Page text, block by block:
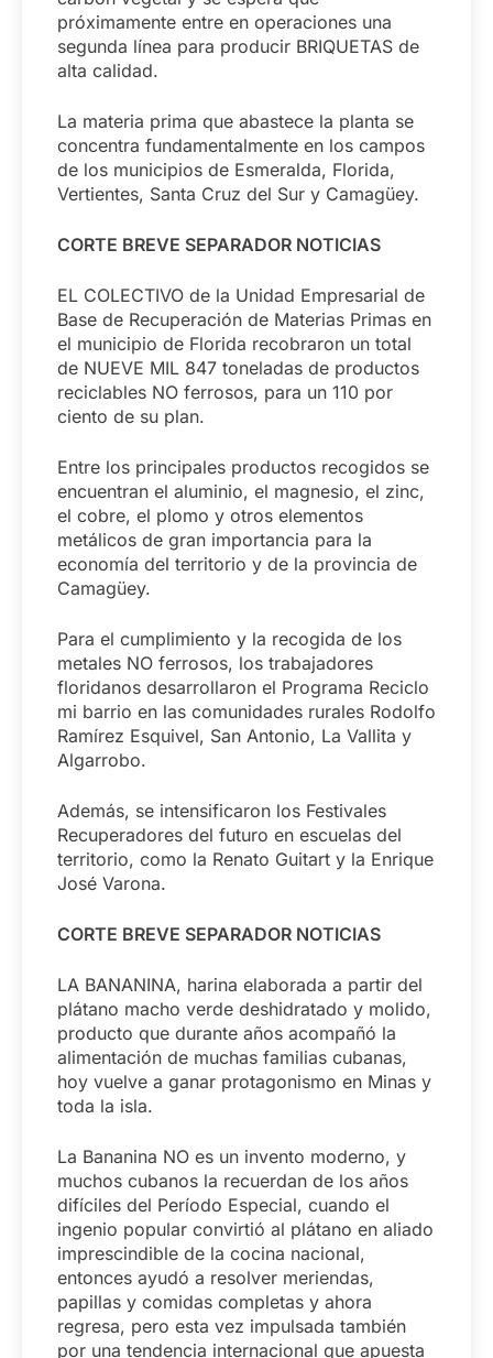
próximamente entre en operaciones una
segunda línea para producir BRIQUETAS de
alta calidad.
La materia prima que abastece la planta se
concentra fundamentalmente en los campos
de los municipios de Esmeralda, Florida,
Vertientes, Santa Cruz del Sur y Camagüey.
CORTE BREVE SEPARADOR NOTICIAS
EL COLECTIVO de la Unidad Empresarial de
Base de Recuperación de Materias Primas en
el municipio de Florida recobraron un total
de NUEVE MIL 847 toneladas de productos
reciclables NO ferrosos, para un 110 por
ciento de su plan.
Entre los principales productos recogidos se
encuentran el aluminio, el magnesio, el zinc,
el cobre, el plomo y otros elementos
metálicos de gran importancia para la
economía del territorio y de la provincia de
Camagüey.
Para el cumplimiento y la recogida de los
metales NO ferrosos, los trabajadores
floridanos desarrollaron el Programa Reciclo
mi barrio en las comunidades rurales Rodolfo
Ramírez Esquivel, San Antonio, La Vallita y
Algarrobo.
Además, se intensificaron los Festivales
Recuperadores del futuro en escuelas del
territorio, como la Renato Guitart y la Enrique
José Varona.
CORTE BREVE SEPARADOR NOTICIAS
LA BANANINA, harina elaborada a partir del
plátano macho verde deshidratado y molido,
producto que durante años acompañó la
alimentación de muchas familias cubanas,
hoy vuelve a ganar protagonismo en Minas y
toda la isla.
La Bananina NO es un invento moderno, y
muchos cubanos la recuerdan de los años
difíciles del Período Especial, cuando el
ingenio popular convirtió al plátano en aliado
imprescindible de la cocina nacional,
entonces ayudó a resolver meriendas,
papillas y comidas completas y ahora
regresa, pero esta vez impulsada también
por una tendencia internacional que apuesta